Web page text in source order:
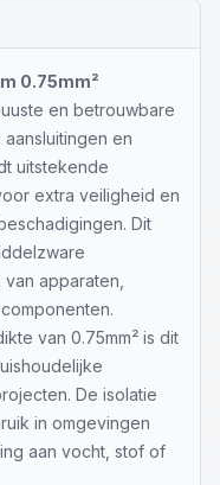
0.75mm²
en betrouwbare
en
uitstekende
extra veiligheid en
Dit
apparaten,
van 0.75mm² is dit
De isolatie
in omgevingen
aan vocht, stof of